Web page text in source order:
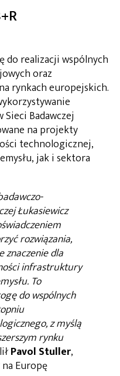
realizacji wspólnych
oraz
rynkach europejskich.
Badawczej
na projekty
technologicznej,
jak i sektora
Łukasiewicz
rozwiązania,
znaczenie dla
infrastruktury
To
do wspólnych
z myślą
rynku
Pavol Stuller,
Europę